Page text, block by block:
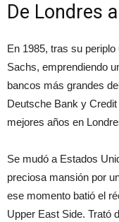
De Londres
En 1985, tras su
Sachs, emprendiendo
bancos más grandes
Deutsche Bank y
mejores años en
Se mudó a Estados
preciosa mansión por
ese momento batió el
Upper East Side. Trató